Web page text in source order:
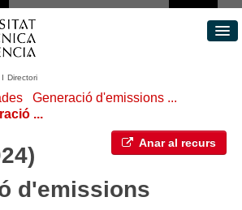
Directori
Generació d'emissions ...
...
Anar al recurs
d'emissions